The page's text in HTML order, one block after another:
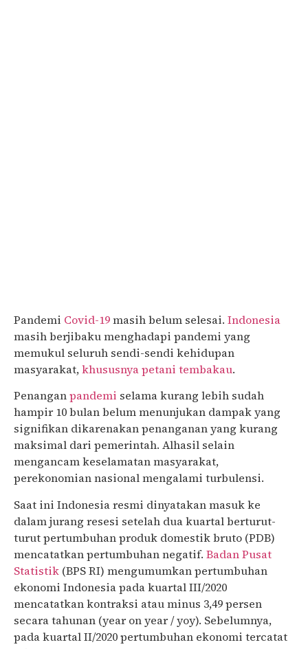
Pandemi Covid-19masih belum selesai. Indonesia
masih berjibaku menghadapi pandemi yang
memukul seluruh sendi-sendi kehidupan
masyarakat,khususnya petani tembakau.
Penanganpandemi selama kurang lebih sudah
hampir 10 bulan belum menunjukan dampak yang
signifikan dikarenakan penanganan yang kurang
maksimal dari pemerintah. Alhasil selain
mengancam keselamatan masyarakat,
perekonomian nasional mengalami turbulensi.
Saat ini Indonesia resmi dinyatakan masuk ke
dalam jurang resesi setelah dua kuartal berturut-
turut pertumbuhan produk domestik bruto (PDB)
mencatatkan pertumbuhan negatif. Badan Pusat
Statistik (BPS RI) mengumumkan pertumbuhan
ekonomi Indonesia pada kuartal III/2020
mencatatkan kontraksi atau minus 3,49 persen
secara tahunan (year on year / yoy). Sebelumnya,
pada kuartal II/2020 pertumbuhan ekonomi tercatat